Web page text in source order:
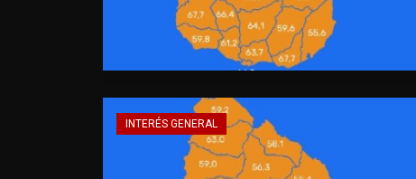
INTERÉS GENERAL